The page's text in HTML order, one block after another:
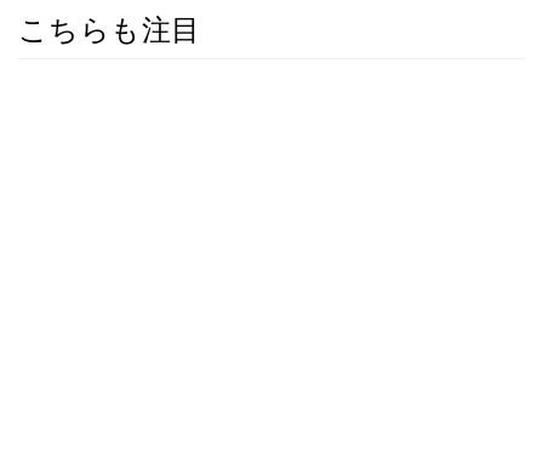
こちらも注目